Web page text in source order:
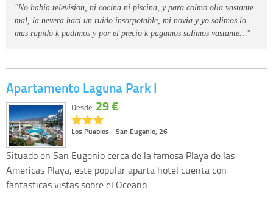
"No habia television, ni cocina ni piscina, y para colmo olia vastante
mal, la nevera haci un ruido insorpotable, mi novia y yo salimos lo
mas rapido k pudimos y por el precio k pagamos salimos vastante…"
Apartamento Laguna Park I
Los Pueblos - San Eugenio, 26
Desde 29 €
Situado en San Eugenio cerca de la famosa Playa de las
Americas Playa, este popular aparta hotel cuenta con
fantasticas vistas sobre el Oceano…